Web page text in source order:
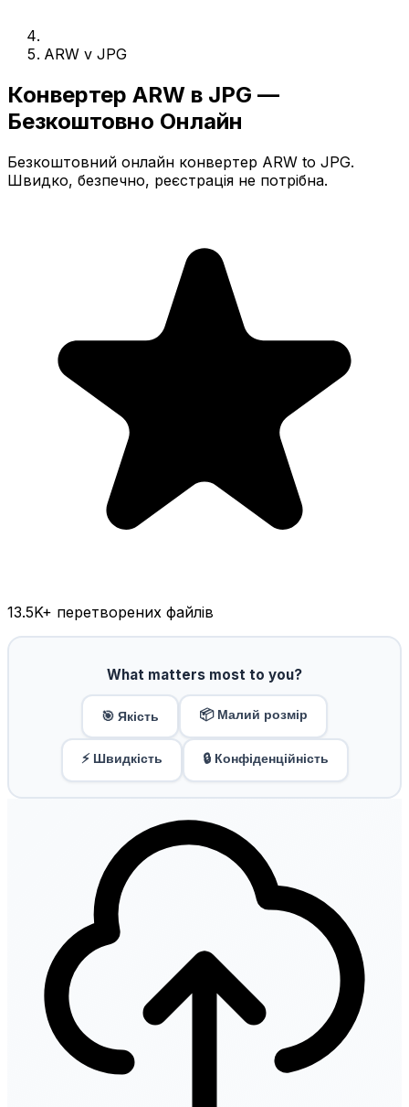
ARW v JPG
Конвертер ARW в JPG —
Безкоштовно Онлайн
Безкоштовний онлайн конвертер ARW to JPG.
Швидко, безпечно, реєстрація не потрібна.
13.5K+ перетворених файлів
What matters most to you?
🎯 Якість 📦 Малий розмір
⚡ Швидкість 🔒 Конфіденційність